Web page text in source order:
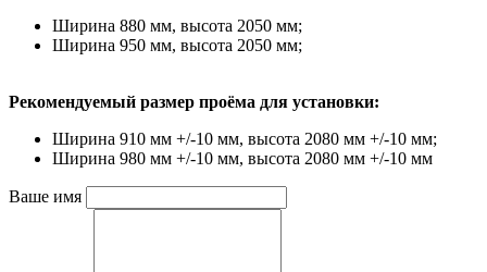
Ширина 880 мм, высота 2050 мм;
Ширина 950 мм, высота 2050 мм;
Рекомендуемый размер проёма для установки:
Ширина 910 мм +/-10 мм, высота 2080 мм +/-10 мм;
Ширина 980 мм +/-10 мм, высота 2080 мм +/-10 мм
Ваше имя